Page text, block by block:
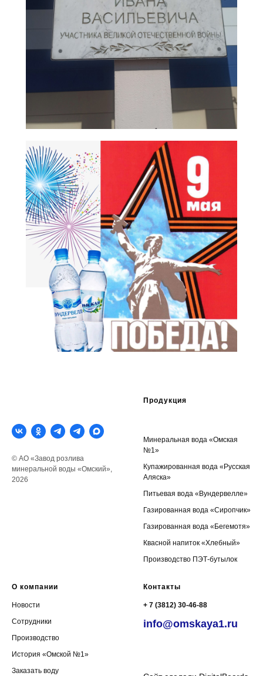
© АО «Завод розлива
минеральной воды «Омский»,
2026
Продукция
Минеральная вода «Омская
№1»
Купажированная вода «Русская
Аляска»
Питьевая вода «Вундервелле»
Газированная вода «Сиропчик»
Газированная вода «Бегемотя»
Квасной напиток «Хлебный»
Производство ПЭТ-бутылок
О компании
Новости
Сотрудники
Производство
История «Омской №1»
Заказать воду
Контакты
+ 7 (3812) 30-46-88
info@omskaya1.ru